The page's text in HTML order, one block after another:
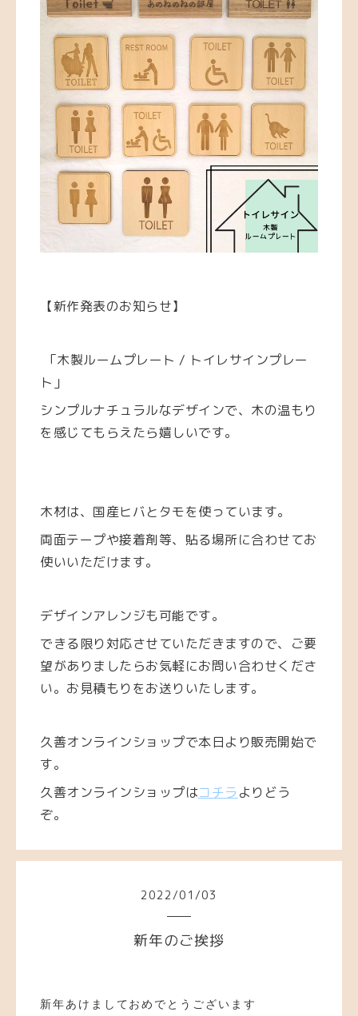
【新作発表のお知らせ】
「木製ルームプレート / トイレサインプレー
ト」
シンプルナチュラルなデザインで、木の温もり
を感じてもらえたら嬉しいです。
木材は、国産ヒバとタモを使っています。
両面テープや接着剤等、貼る場所に合わせてお
使いいただけます。
デザインアレンジも可能です。
できる限り対応させていただきますので、ご要
望がありましたらお気軽にお問い合わせくださ
い。お見積もりをお送りいたします。
久善オンラインショップで本日より販売開始で
す。
久善オンラインショップはコチラ よりどう
ぞ。
2022/01 /03
新年のご挨拶
新年あけましておめでとうございます